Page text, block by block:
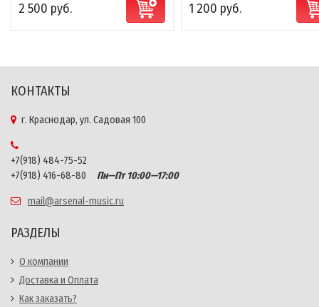
2 500 руб. 1 200 руб.
КОНТАКТЫ
г. Краснодар, ул. Садовая 100
+7(918) 484-75-52
+7(918) 416-68-80
Пн—Пт 10:00—17:00
mail@arsenal-music.ru
РАЗДЕЛЫ
О компании
Доставка и Оплата
Как заказать?